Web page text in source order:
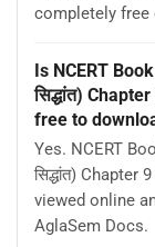
completely free
Is NCERT
सिद्धांत)
free to
Yes. NCERT
सिद्धांत) Chapter
viewed online
AglaSem Docs.